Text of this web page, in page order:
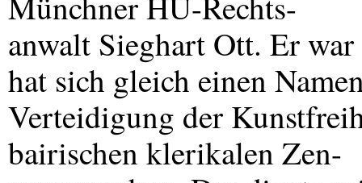
anwalt Sieghart Ott. Er
hat sich gleich einen
Verteidigung der
bairischen klerikalen Zen-